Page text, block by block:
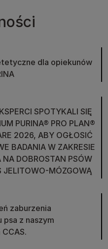
dla opiekunów
SPOTYKALI SIĘ
PURINA® PRO PLAN®
2026, ABY OGŁOSIĆ
BADANIA W ZAKRESIE
DOBROSTAN PSÓW
JELITOWO-MÓZGOWĄ
zaburzenia
psa z naszym